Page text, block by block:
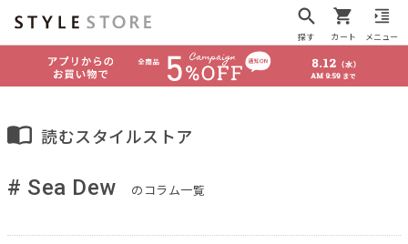
探す カート メニュー
読むスタイルストア
# Sea Dew のコラム一覧